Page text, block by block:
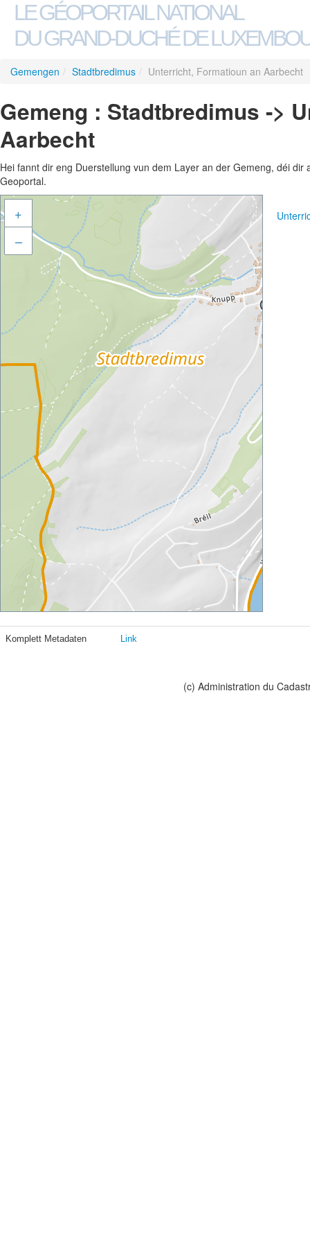
LE GÉOPORTAIL NATIONAL
DU GRAND-DUCHÉ DE
Gemengen / Stadtbredimus / Unterricht, Formatioun an Aarbecht
Gemeng : Stadtbredimus ->
Aarbecht
Hei fannt dir eng Duerstellung vun dem Layer an der Gemeng, déi
Geoportal.
+
–
Komplett Metadaten Link
(c) Administration du